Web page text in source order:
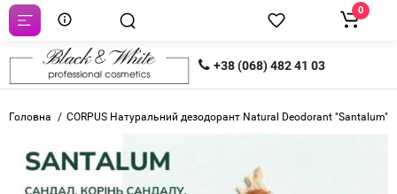
+38 (068) 482 41 03
0
Головна CORPUS Натуральний дезодорант Natural Deodorant "Santalum"